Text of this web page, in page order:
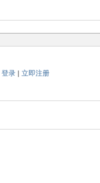
登录| 立即注册